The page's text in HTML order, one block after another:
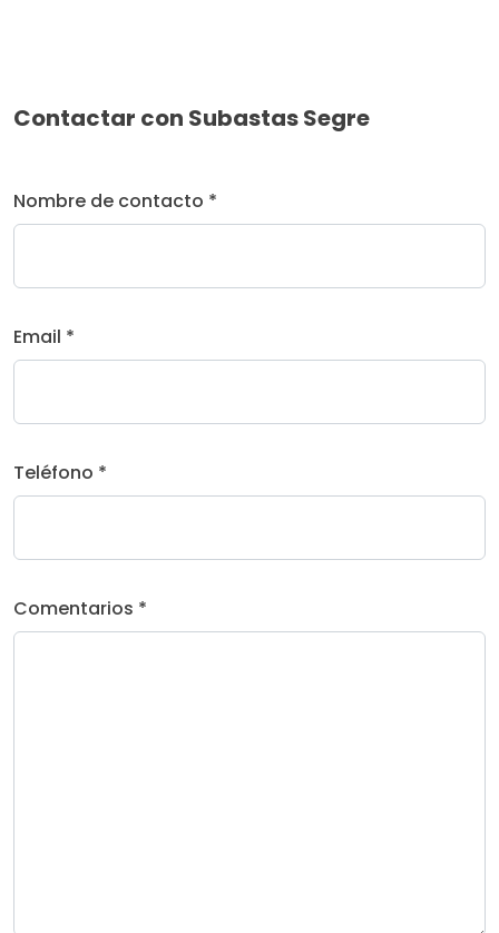
Contactar con Subastas Segre
Nombre de contacto *
Email *
Teléfono *
Comentarios *